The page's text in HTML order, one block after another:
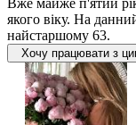
Вже майже п'ятий
якого віку. На
найстаршому 63.
Хочу працювати з